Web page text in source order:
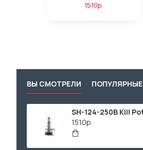
1510р.
ВЫ СМОТРЕЛИ ПОПУЛЯРНЫЕ
1510р.